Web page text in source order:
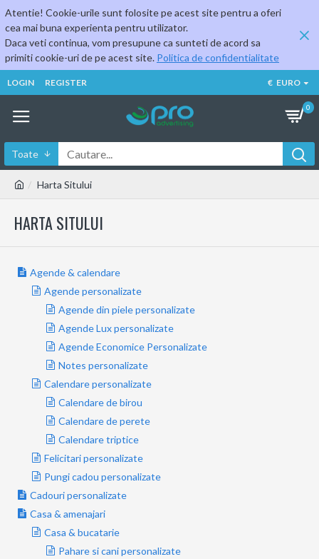
Atentie! Cookie-urile sunt folosite pe acest site pentru a oferi
cea mai buna experienta pentru utilizator.
Daca veti continua, vom presupune ca sunteti de acord sa
primiti cookie-uri de pe acest site. Politica de confidentialitate
LOGIN REGISTER € EURO
0
Toate
Harta Sitului
HARTA SITULUI
Agende & calendare
Agende personalizate
Agende din piele personalizate
Agende Lux personalizate
Agende Economice Personalizate
Notes personalizate
Calendare personalizate
Calendare de birou
Calendare de perete
Calendare triptice
Felicitari personalizate
Pungi cadou personalizate
Cadouri personalizate
Casa & amenajari
Casa & bucatarie
Pahare si cani personalizate